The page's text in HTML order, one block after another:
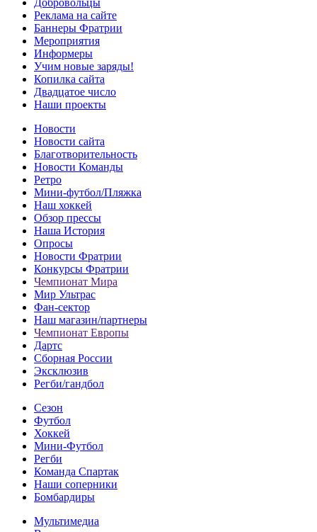
Реклама на сайте
Баннеры Фратрии
Мероприятия
Информеры
Учим новые заряды!
Копилка сайта
Двадцатое число
Наши проекты
Новости
Новости сайта
Благотворительность
Новости Команды
Ретро
Мини-футбол/Пляжка
Наш хоккей
Обзор прессы
Наша История
Опросы
Новости Фратрии
Конкурсы Фратрии
Чемпионат Мира
Мир Ультрас
Фан-cектор
Наш магазин/партнеры
Чемпионат Европы
Дартс
Сборная России
Эксклюзив
Регби/гандбол
Сезон
Футбол
Хоккей
Мини-Футбол
Регби
Команда Спартак
Наши соперники
Бомбардиры
Мультимедиа